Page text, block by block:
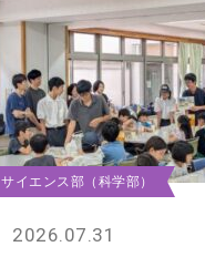
サイエンス部（科学部）
2026.07.31